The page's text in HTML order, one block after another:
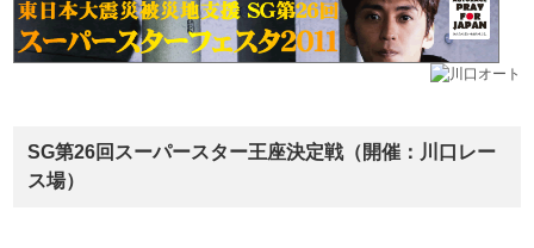
SG第26回スーパースター王座決定戦（開催：川口レー
ス場）